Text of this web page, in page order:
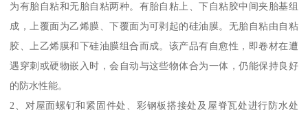
为有胎自粘和无胎自粘两种。有胎自粘上、下自粘胶中间夹胎基组
成，上覆面为乙烯膜、下覆面为可剥起的硅油膜。无胎自粘由自粘
胶、上乙烯膜和下硅油膜组合而成。该产品有自愈性，即卷材在遭
遇穿刺或硬物嵌入时，会自动与这些物体合为一体，仍能保持良好
的防水性能。
2、对屋面螺钉和紧固件处、彩钢板搭接处及屋脊瓦处进行防水处